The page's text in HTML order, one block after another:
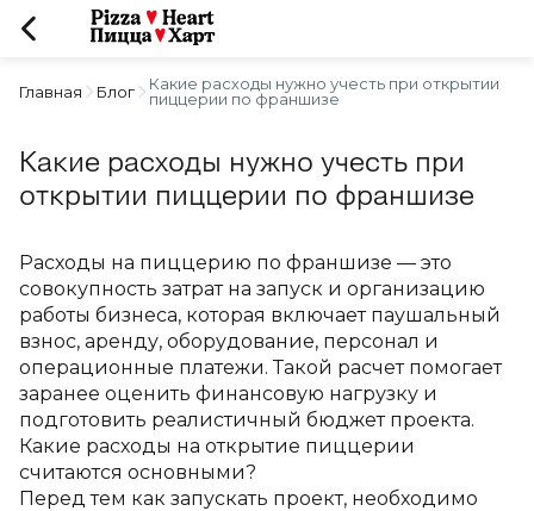
Главная Блог
Какие расходы нужно учесть при открытии
пиццерии по франшизе
Какие расходы нужно учесть при
открытии пиццерии по франшизе
Расходы на пиццерию по франшизе — это
совокупность затрат на запуск и организацию
работы бизнеса, которая включает паушальный
взнос, аренду, оборудование, персонал и
операционные платежи. Такой расчет помогает
заранее оценить финансовую нагрузку и
подготовить реалистичный бюджет проекта.
Какие расходы на открытие пиццерии
считаются основными?
Перед тем как запускать проект, необходимо